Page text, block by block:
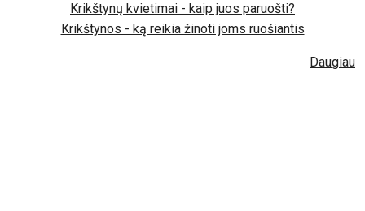
Krikštynų kvietimai - kaip juos paruošti?
Krikštynos - ką reikia žinoti joms ruošiantis
Daugiau